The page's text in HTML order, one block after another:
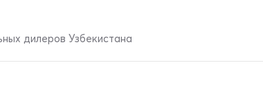
дилеров Узбекистана